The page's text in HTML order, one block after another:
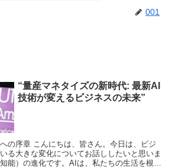
001
“量産マネタイズの新時代: 最新AI
技術が変えるビジネスの未来”
の序章 こんにちは、皆さん。今日は、ビジ
る大きな変化についてお話ししたいと思いま
能）の進化です。AIは、私たちの生活を根本